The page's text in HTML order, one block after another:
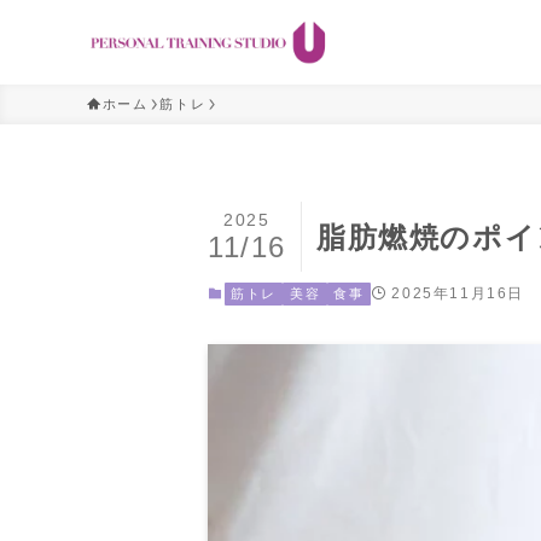
ホーム 筋トレ
脂肪燃焼のポ
2025
11/16
筋トレ 美容 食事 2025年11月16日